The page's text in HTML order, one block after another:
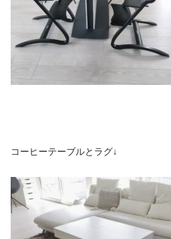
コーヒーテーブルとラグ↓